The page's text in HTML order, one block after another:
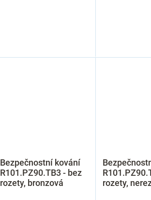
Bezpečnostní kování
R101.PZ90.TB3 - bez
rozety, bronzová
rozety,